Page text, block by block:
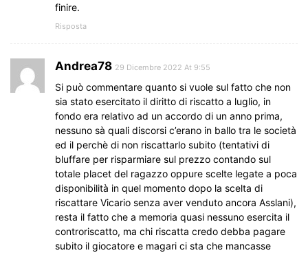
finire.
Risposta
Andrea78 29 Dicembre 2022 At 9:55
Si può commentare quanto si vuole sul fatto che non
sia stato esercitato il diritto di riscatto a luglio, in
fondo era relativo ad un accordo di un anno prima,
nessuno sà quali discorsi c’erano in ballo tra le società
ed il perchè di non riscattarlo subito (tentativi di
bluffare per risparmiare sul prezzo contando sul
totale placet del ragazzo oppure scelte legate a poca
disponibilità in quel momento dopo la scelta di
riscattare Vicario senza aver venduto ancora Asslani),
resta il fatto che a memoria quasi nessuno esercita il
controriscatto, ma chi riscatta credo debba pagare
subito il giocatore e magari ci sta che mancasse